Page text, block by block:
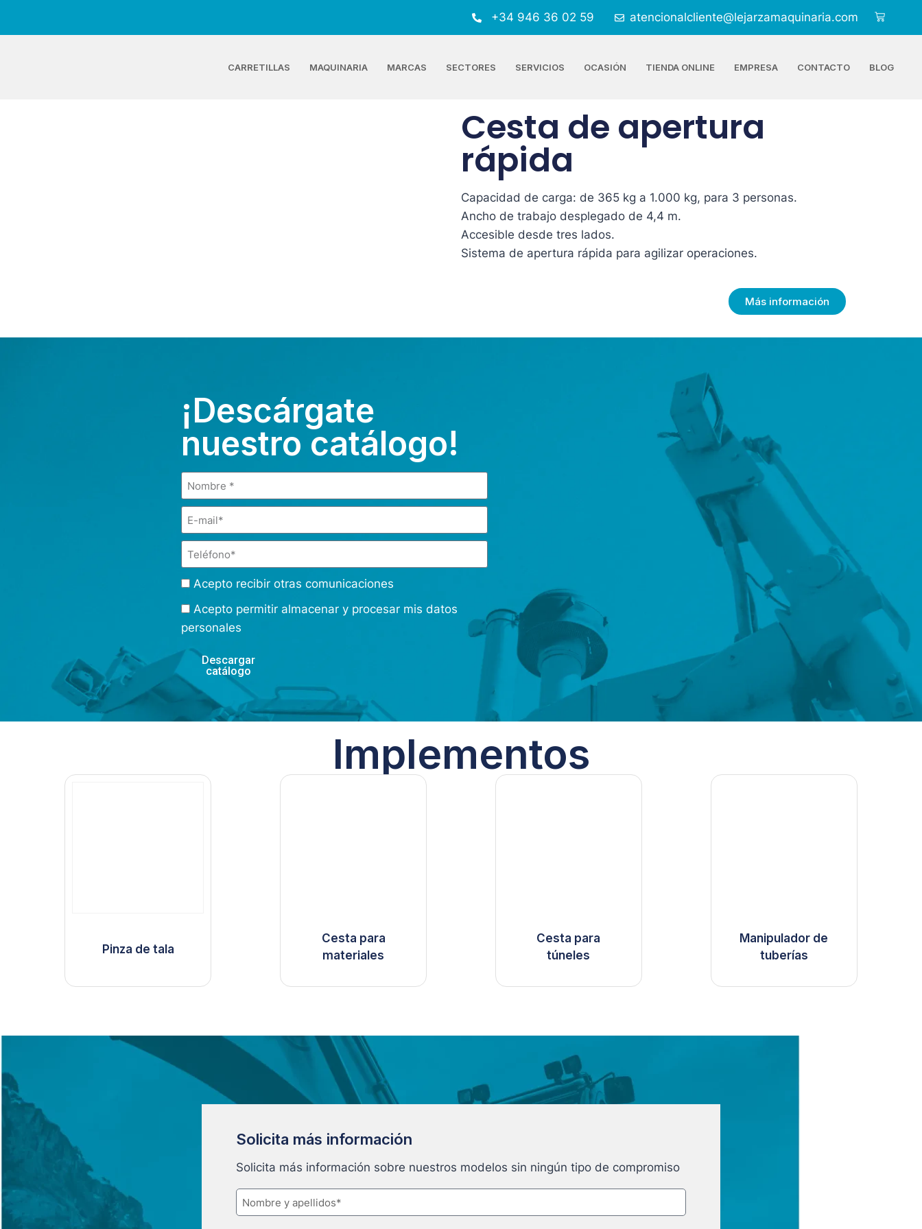
+34 946 36 02 59 atencionalcliente@lejarzamaquinaria.com
CARRETILLAS MAQUINARIA MARCAS SECTORES SERVICIOS OCASIÓN TIENDA ONLINE EMPRESA CONTACTO BLOG
Cesta de apertura
rápida
Capacidad de carga: de 365 kg a 1.000 kg, para 3 personas.
Ancho de trabajo desplegado de 4,4 m.
Accesible desde tres lados.
Sistema de apertura rápida para agilizar operaciones.
Más información
¡Descárgate
nuestro catálogo!
Acepto recibir otras comunicaciones
Acepto permitir almacenar y procesar mis datos
personales
Descargar
catálogo
Implementos
Pinza de tala
Cesta para
materiales
Cesta para
túneles
Manipulador de
tuberías
Solicita más información
Solicita más información sobre nuestros modelos sin ningún tipo de compromiso